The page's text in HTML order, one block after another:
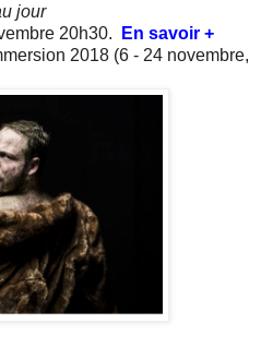
jour
20h30.
En savoir +
2018 (6 - 24 novembre,